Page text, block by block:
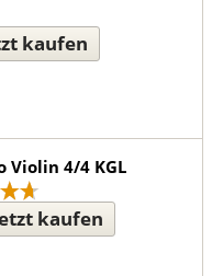
kaufen
Violin 4/4 KGL
kaufen